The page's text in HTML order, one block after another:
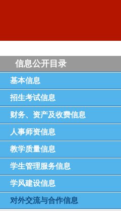
信息公开目录
基本信息
招生考试信息
财务、资产及收费信息
人事师资信息
教学质量信息
学生管理服务信息
学风建设信息
对外交流与合作信息